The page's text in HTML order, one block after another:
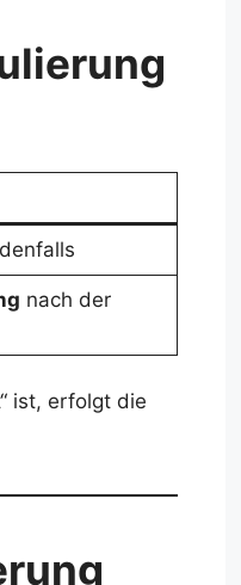
nach der
ist, erfolgt die